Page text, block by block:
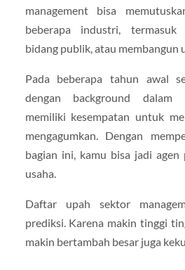
management bisa
beberapa industri, termasuk
bidang publik, atau membangun
Pada beberapa tahun awal
dengan background dalam
memiliki kesempatan untuk
mengagumkan. Dengan
bagian ini, kamu bisa jadi agen
usaha.
Daftar upah sektor
prediksi. Karena makin tinggi
makin bertambah besar juga